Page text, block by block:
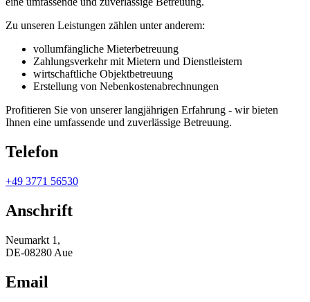
Zu unseren Leistungen zählen unter anderem:
vollumfängliche Mieterbetreuung
Zahlungsverkehr mit Mietern und Dienstleistern
wirtschaftliche Objektbetreuung
Erstellung von Nebenkostenabrechnungen
Profitieren Sie von unserer langjährigen Erfahrung - wir bieten
Ihnen eine umfassende und zuverlässige Betreuung.
Telefon
+49 3771 56530
Anschrift
Neumarkt 1,
DE-08280 Aue
Email